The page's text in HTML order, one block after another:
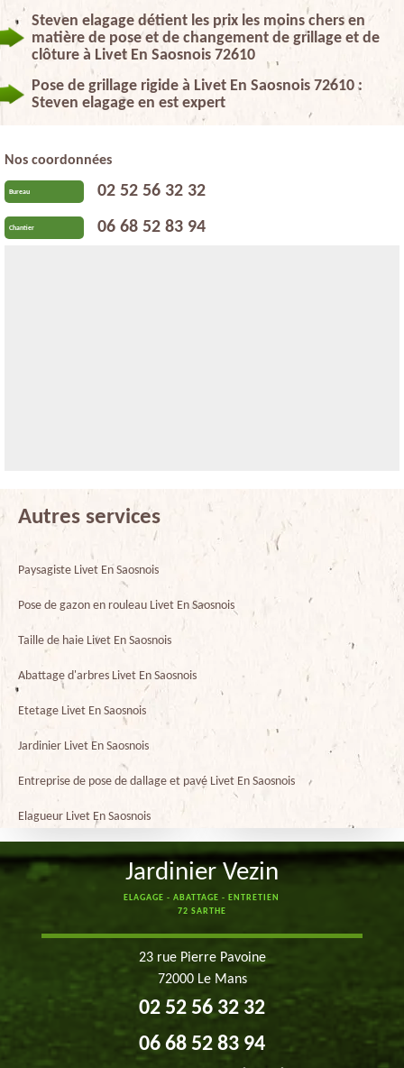
Steven elagage détient les prix les moins chers en
matière de pose et de changement de grillage et de
clôture à Livet En Saosnois 72610
Pose de grillage rigide à Livet En Saosnois 72610 :
Steven elagage en est expert
Nos coordonnées
Bureau 02 52 56 32 32
Chantier 06 68 52 83 94
Autres services
Paysagiste Livet En Saosnois
Pose de gazon en rouleau Livet En Saosnois
Taille de haie Livet En Saosnois
Abattage d'arbres Livet En Saosnois
Etetage Livet En Saosnois
Jardinier Livet En Saosnois
Entreprise de pose de dallage et pavé Livet En Saosnois
Elagueur Livet En Saosnois
Jardinier Vezin
ELAGAGE - ABATTAGE - ENTRETIEN
72 SARTHE
23 rue Pierre Pavoine
72000 Le Mans
02 52 56 32 32
06 68 52 83 94